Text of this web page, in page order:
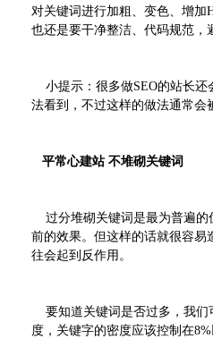
对关键词进行加粗、变色、增
也还是要干净整洁、代码规范，
小提示：很多做SEO的站长还
法看到，不过这样的做法通常
平常心建站 不堆砌关键词
过分堆砌关键词是最为普遍的
前的效果。但这样的话就很容
往会起到反作用。
要知道关键词是否过多，我们
度，关键字的密度应该控制在